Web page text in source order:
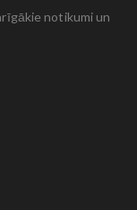
notikumi un